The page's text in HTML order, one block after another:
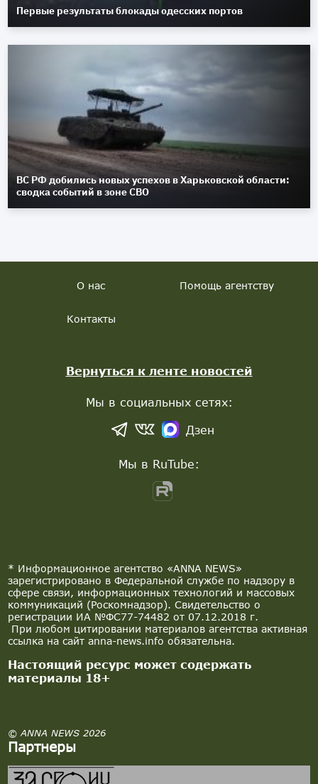
Первые результаты блокады одесских портов
ВС РФ добились новых успехов в Харьковской области:
сводка событий в зоне СВО
* Информационное агентство «ANNA NEWS»
зарегистрировано в Федеральной службе по надзору в
сфере связи, информационных технологий и массовых
коммуникаций (Роскомнадзор). Свидетельство о
регистрации ИА №ФС77-74482 от 07.12.2018 г.
При любом цитировании материалов агентства активная
ссылка на сайт anna-news.info обязательна.
Настоящий ресурс может содержать
материалы 18+
© ANNA NEWS 2026
Партнеры
О нас Помощь агентству
Контакты
Вернуться к ленте новостей
Мы в социальных сетях:
Дзен
Мы в RuTube: